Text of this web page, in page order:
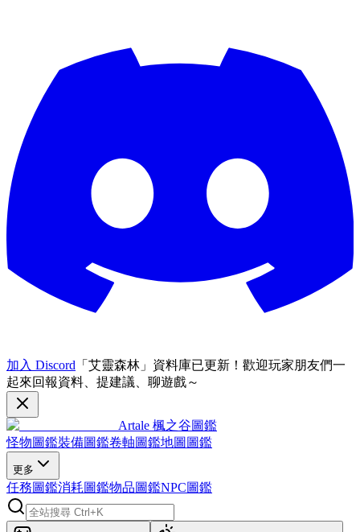
加入 Discord 「艾靈森林」資料庫已更新！歡迎玩家朋友們一
起來回報資料、提建議、聊遊戲～
Artale 楓之谷圖鑑
怪物圖鑑裝備圖鑑卷軸圖鑑地圖圖鑑
更多
任務圖鑑消耗圖鑑物品圖鑑NPC圖鑑